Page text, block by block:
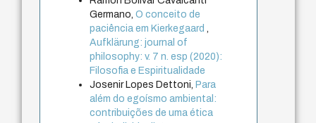
Germano,O conceito de
paciência em Kierkegaard,
Aufklärung: journal of
philosophy: v. 7 n. esp (2020):
Filosofia e Espiritualidade
Josenir Lopes Dettoni, Para
além do egoísmo ambiental:
contribuições de uma ética